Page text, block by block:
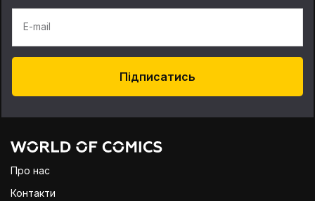
E-mail
Підписатись
Про нас
Контакти